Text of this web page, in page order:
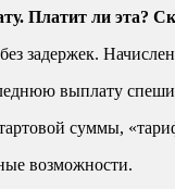
Платит ли эта?
задержек.
выплату
суммы,
возможности.